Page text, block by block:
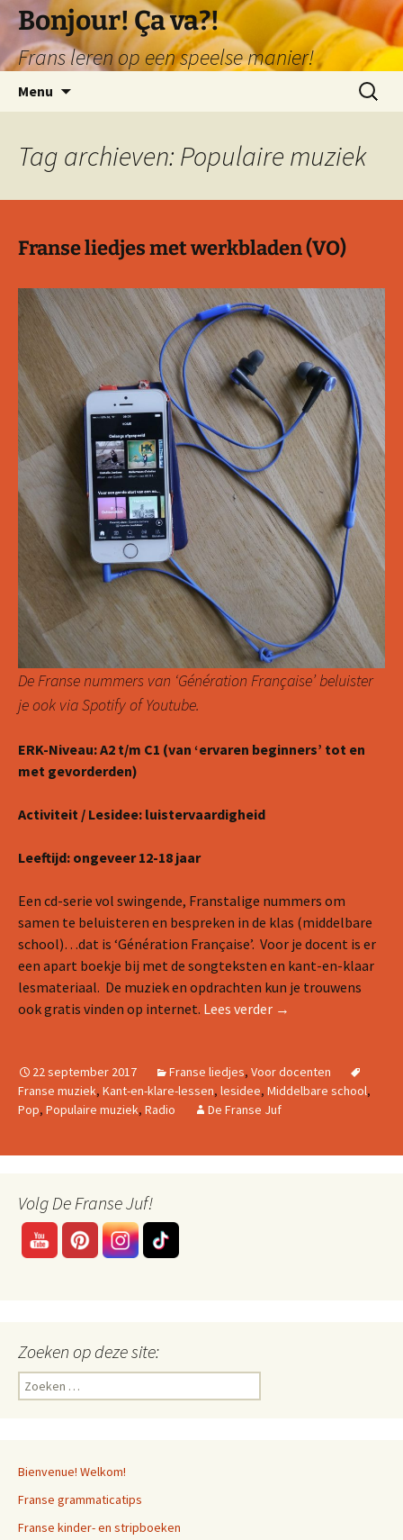
naar
de
inhoud
Bonjour! Ça va?!
Frans leren op een speelse manier!
Menu
Zoeken
naar:
Tag archieven: Populaire muziek
Franse liedjes met werkbladen (VO)
De Franse nummers van ‘Génération Française’ beluister
je ook via Spotify of Youtube.
ERK-Niveau: A2 t/m C1 (van ‘ervaren beginners’ tot en
met gevorderden)
Activiteit / Lesidee: luistervaardigheid
Leeftijd: ongeveer 12-18 jaar
Een cd-serie vol swingende, Franstalige nummers om
samen te beluisteren en bespreken in de klas (middelbare
school)…dat is ‘Génération Française’. Voor je docent is er
een apart boekje bij met de songteksten en kant-en-klaar
lesmateriaal. De muziek en opdrachten kun je trouwens
ook gratis vinden op internet. Lees verder Franse liedjes met
→
22 september 2017 Franse liedjes, Voor docenten
Franse muziek, Kant-en-klare-lessen, lesidee, Middelbare school,
Pop, Populaire muziek, Radio De Franse Juf
Volg De Franse Juf!
Zoeken op deze site:
Zoeken
naar:
Bienvenue! Welkom!
Franse grammaticatips
Franse kinder- en stripboeken